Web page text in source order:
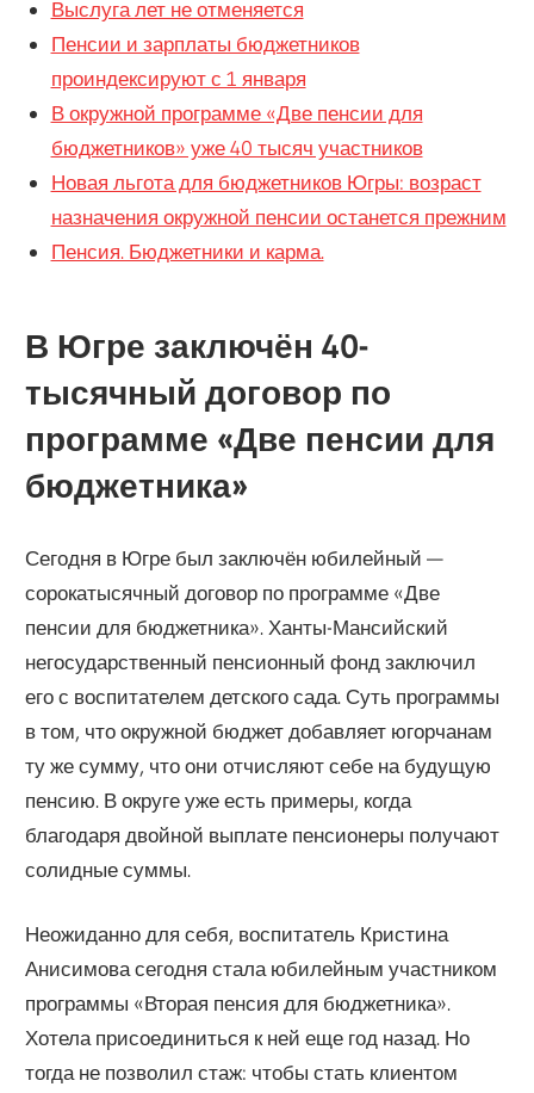
Выслуга лет не отменяется
Пенсии и зарплаты бюджетников
проиндексируют с 1 января
В окружной программе «Две пенсии для
бюджетников» уже 40 тысяч участников
Новая льгота для бюджетников Югры: возраст
назначения окружной пенсии останется прежним
Пенсия. Бюджетники и карма.
В Югре заключён 40-
тысячный договор по
программе «Две пенсии для
бюджетника»
Сегодня в Югре был заключён юбилейный —
сорокатысячный договор по программе «Две
пенсии для бюджетника». Ханты-Мансийский
негосударственный пенсионный фонд заключил
его с воспитателем детского сада. Суть программы
в том, что окружной бюджет добавляет югорчанам
ту же сумму, что они отчисляют себе на будущую
пенсию. В округе уже есть примеры, когда
благодаря двойной выплате пенсионеры получают
солидные суммы.
Неожиданно для себя, воспитатель Кристина
Анисимова сегодня стала юбилейным участником
программы «Вторая пенсия для бюджетника».
Хотела присоединиться к ней еще год назад. Но
тогда не позволил стаж: чтобы стать клиентом